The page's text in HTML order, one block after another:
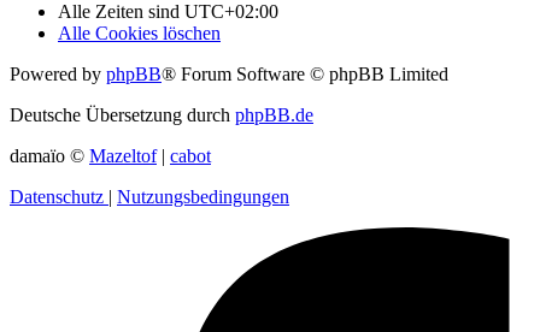
Alle Zeiten sind UTC+02:00
Alle Cookies löschen
Powered by phpBB® Forum Software © phpBB Limited
Deutsche Übersetzung durch phpBB.de
damaïo © Mazeltof| cabot
Datenschutz | Nutzungsbedingungen